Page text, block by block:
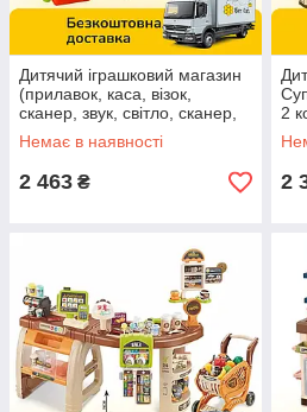
Дитячий іграшковий магазин
(прилавок, каса, візок,
сканер, звук, світло, сканер,
на батарейках) 661-80
Немає в наявності
2 463 ₴
2
2